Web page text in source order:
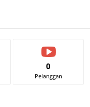
0
Pelanggan